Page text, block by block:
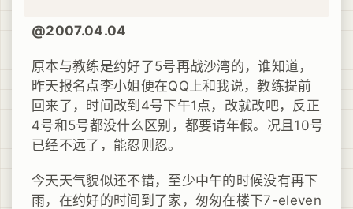
@2007.04.04
原本与教练是约好了5号再战沙湾的，谁知道，
昨天报名点李小姐便在QQ上和我说，教练提前
回来了，时间改到4号下午1点，改就改吧，反正
4号和5号都没什么区别，都要请年假。况且10号
已经不远了，能忍则忍。
今天天气貌似还不错，至少中午的时候没有再下
雨，在约好的时间到了家，匆匆在楼下7-eleven